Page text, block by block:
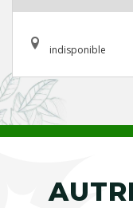
indisponible